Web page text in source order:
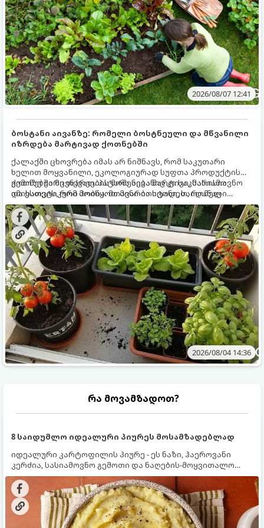
2026/08/07 12:41
ბოსტანი აივანზე: რომელი ბოსტნეული და მწვანილი
იზრდება მარტივად ქოთნებში
ქალაქში ცხოვრება იმას არ ნიშნავს, რომ საკუთარი
ხელით მოყვანილი, ეკოლოგიურად სუფთა პროდუქტის
გემოზე უარი თქვათ. პატარა აივანიც კი საკმარისია
იმისათვის, რომ მოიწყოთ მინი-ბოსტანი, საიდანაც
ყოველდღიურად ახალ, არომატულ მწვანილსა და
ბოსტნეულს მოკრეფთ.
ქოთნებში მცენარეების მოშენება მარტივი, სასიამოვნო
და ესთეტიკური ჰობია. მთავარია იცოდეთ, რომელი
კულტურები ეგუებიან ქოთნის პირობებს ყველაზე კარგად
და როგორ მოუაროთ მათ სწორად.
2026/08/04 14:36
რა მოვამზადოთ?
8 საიდუმლო იდეალური პიურეს მოსამზადებლად
იდეალური კარტოფილის პიურე - ეს ნაზი, ჰაეროვანი
კერძია, სასიამოვნო გემოთი და ნაღების-მოყვითალო
ფერით. მისი მომზადება ძალიან მარტივია, მაგრამ
არსებობს რამდენიმე საიდუმლო, რომლებიც უნდა
იცოდეთ, რომ პიურე იდეალურად გემრიელი გამოვიდეს.